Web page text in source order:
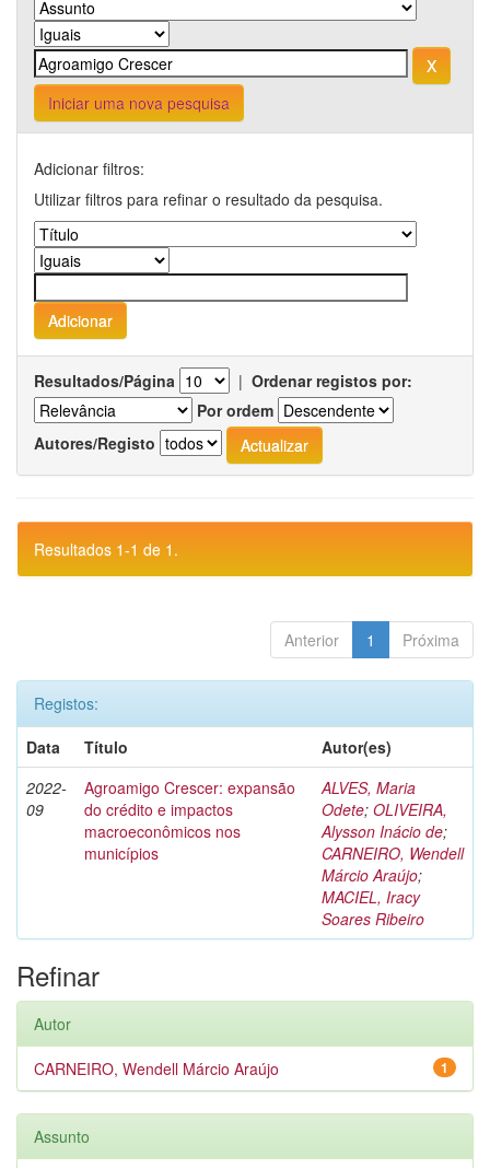
Iniciar uma nova pesquisa
Adicionar filtros:
Utilizar filtros para refinar o resultado da pesquisa.
Resultados/Página | Ordenar registos por:
Por ordem
Autores/Registo
Resultados 1-1 de 1.
Anterior 1 Próxima
Registos:
Data
Título
Autor(es)
2022-
09
Agroamigo Crescer: expansão
do crédito e impactos
macroeconômicos nos
municípios
ALVES, Maria
Odete; OLIVEIRA,
Alysson Inácio de;
CARNEIRO, Wendell
Márcio Araújo;
MACIEL, Iracy
Soares Ribeiro
Refinar
Autor
1
CARNEIRO, Wendell Márcio Araújo
Assunto